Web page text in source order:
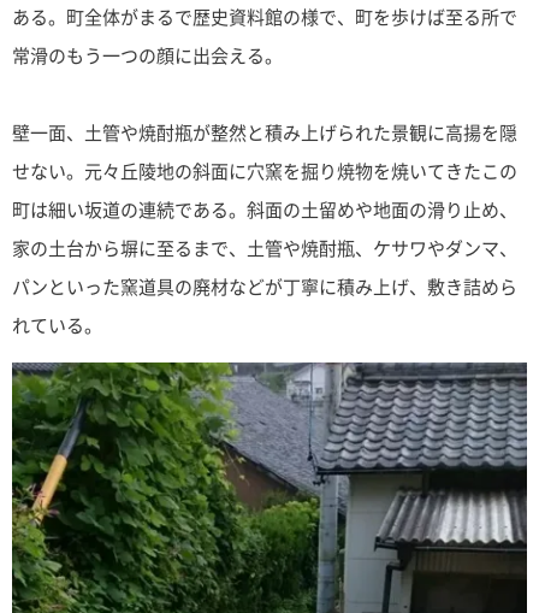
ある。町全体がまるで歴史資料館の様で、町を歩けば至る所で
常滑のもう一つの顔に出会える。
壁一面、土管や焼酎瓶が整然と積み上げられた景観に高揚を隠
せない。元々丘陵地の斜面に穴窯を掘り焼物を焼いてきたこの
町は細い坂道の連続である。斜面の土留めや地面の滑り止め、
家の土台から塀に至るまで、土管や焼酎瓶、ケサワやダンマ、
パンといった窯道具の廃材などが丁寧に積み上げ、敷き詰めら
れている。